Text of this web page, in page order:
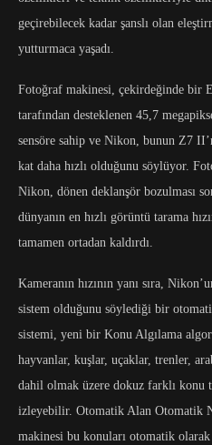
geçirebilecek kadar şanslı olan
yutturmaca yaşadı.
Fotoğraf makinesi, çekirdeğinde bir
tarafından desteklenen 45,7
sensöre sahip ve Nikon, bunun Z7
kat daha hızlı olduğunu söylüyor.
Nikon, dönen deklanşör bozulması
dünyanın en hızlı görüntü tarama
tamamen ortadan kaldırdı.
Kameranın hızının yanı sıra,
sistem olduğunu söylediği bir
sistemi, yeni bir Konu Algılama
hayvanlar, kuşlar, uçaklar, trenler,
dahil olmak üzere dokuz farklı konu
izleyebilir. Otomatik Alan Otomatik
makinesi bu konuları otomatik olarak